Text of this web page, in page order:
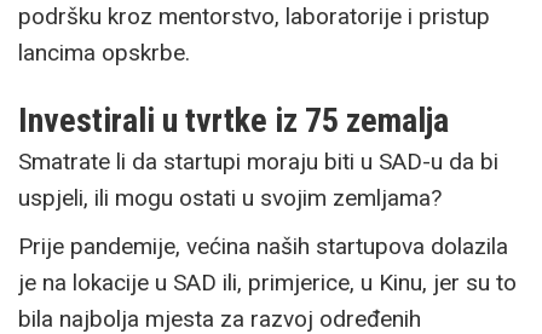
podršku kroz mentorstvo, laboratorije i pristup
lancima opskrbe.
Investirali u tvrtke iz 75 zemalja
Smatrate li da startupi moraju biti u SAD-u da bi
uspjeli, ili mogu ostati u svojim zemljama?
Prije pandemije, većina naših startupova dolazila
je na lokacije u SAD ili, primjerice, u Kinu, jer su to
bila najbolja mjesta za razvoj određenih